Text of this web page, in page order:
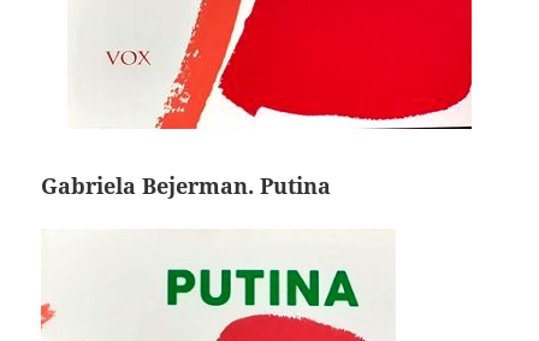
Gabriela Bejerman. Putina